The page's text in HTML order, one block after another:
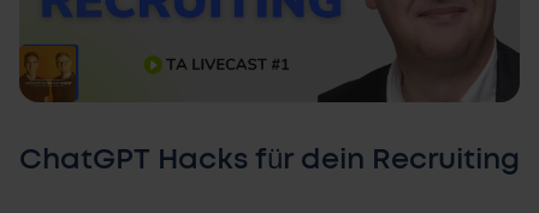
ChatGPT Hacks für dein Recruiting